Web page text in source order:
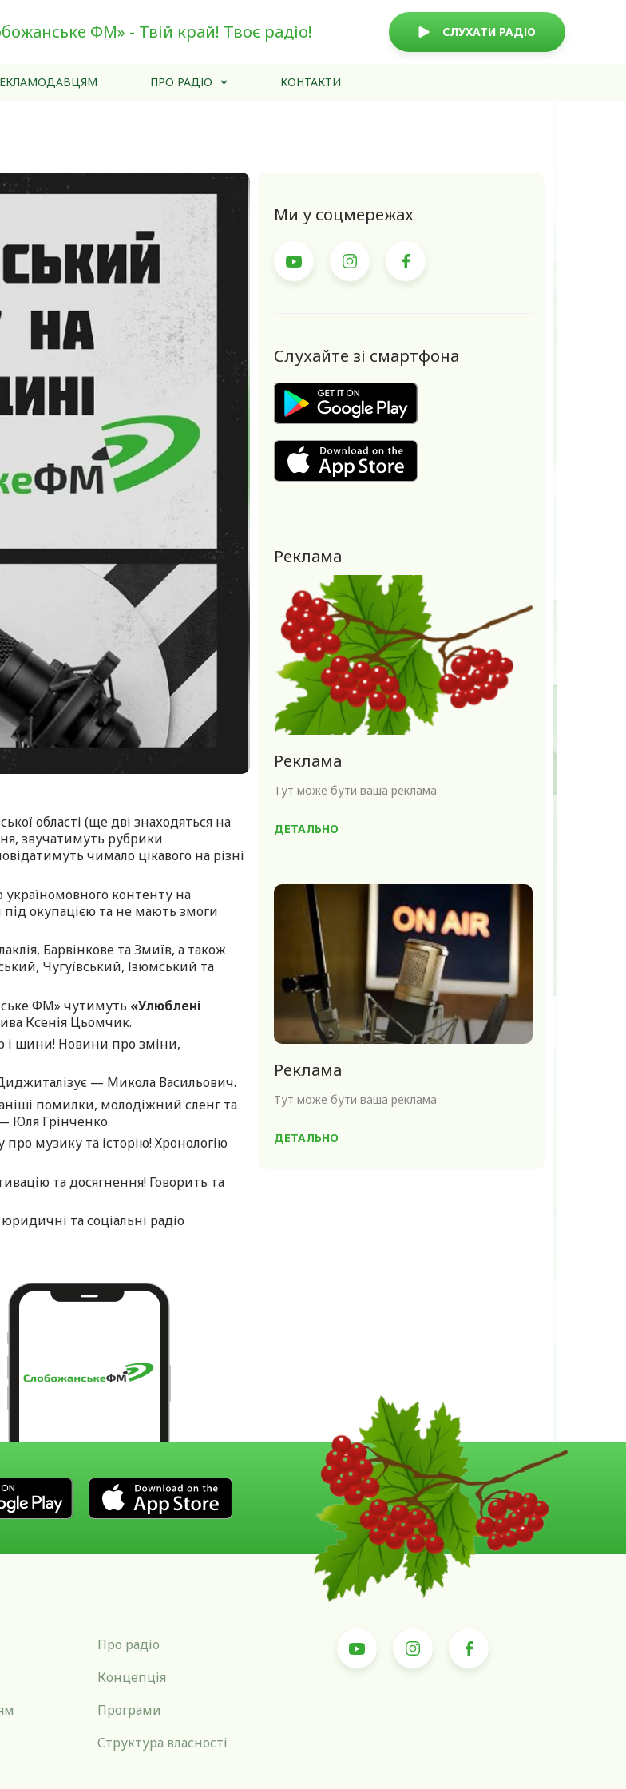
ФМ» - Твій край! Твоє радіо! СЛУХАТИ РАДІО
ПРО РАДІО КОНТАКТИ
області (ще дві знаходяться на
звучатимуть рубрики
чимало цікавого на різні
контенту на
під окупацією та не мають змоги
Барвінкове та Змиїв, а також
Чугуївський, Ізюмський та
ФМ» чутимуть «Улюблені
Ксенія Цьомчик.
шини! Новини про зміни,
— Микола Васильович.
помилки, молодіжний сленг та
Юля Грінченко.
музику та історію! Хронологію
та досягнення! Говорить та
та соціальні радіо
Ми у соцмережах
Слухайте зі смартфона
Реклама
Реклама
Тут може бути ваша реклама
ДЕТАЛЬНО
Реклама
Тут може бути ваша реклама
ДЕТАЛЬНО
Про радіо
Концепція
Програми
Структура власності